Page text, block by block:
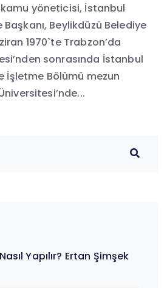
yöneticisi, İstanbul
Beylikdüzü Belediye
1970`te Trabzon’da
sonrasında İstanbul
İşletme Bölümü mezun
Yapılır? Ertan Şimşek